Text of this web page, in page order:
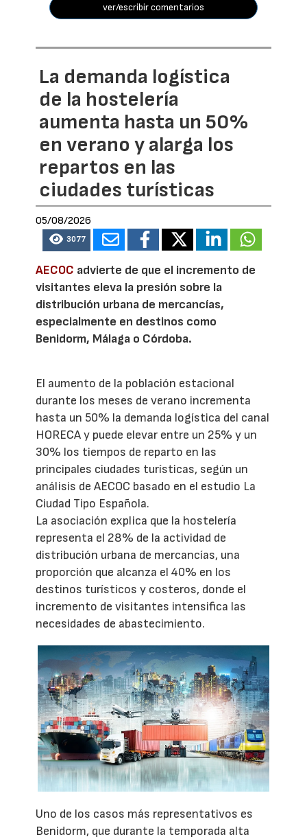
ver/escribir comentarios
La demanda logística
de la hostelería
aumenta hasta un 50%
en verano y alarga los
repartos en las
ciudades turísticas
05/08/2026
3077
AECOC advierte de que el incremento de
visitantes eleva la presión sobre la
distribución urbana de mercancías,
especialmente en destinos como
Benidorm, Málaga o Córdoba.
El aumento de la población estacional
durante los meses de verano incrementa
hasta un 50% la demanda logística del canal
HORECA y puede elevar entre un 25% y un
30% los tiempos de reparto en las
principales ciudades turísticas, según un
análisis de AECOC basado en el estudio La
Ciudad Tipo Española.
La asociación explica que la hostelería
representa el 28% de la actividad de
distribución urbana de mercancías, una
proporción que alcanza el 40% en los
destinos turísticos y costeros, donde el
incremento de visitantes intensifica las
necesidades de abastecimiento.
Uno de los casos más representativos es
Benidorm, que durante la temporada alta